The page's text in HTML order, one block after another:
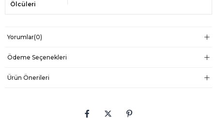
Ölcüleri
Yorumlar(0)
Ödeme Seçenekleri
Ürün Önerileri